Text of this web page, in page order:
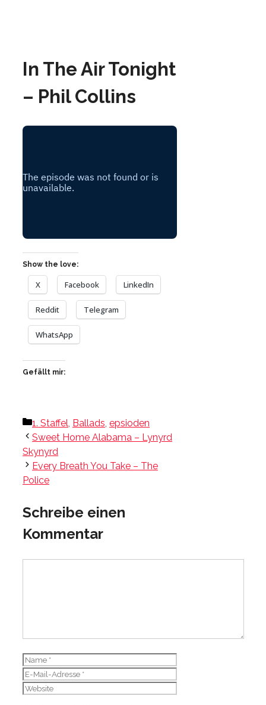
In The Air Tonight
– Phil Collins
Show the love:
X Facebook LinkedIn
Reddit Telegram
WhatsApp
Gefällt mir:
Kategorien
1. Staffel, Ballads, epsioden
Sweet Home Alabama – Lynyrd
Skynyrd
Every Breath You Take – The
Police
Schreibe einen
Kommentar
Name
E-
Mail-
Website